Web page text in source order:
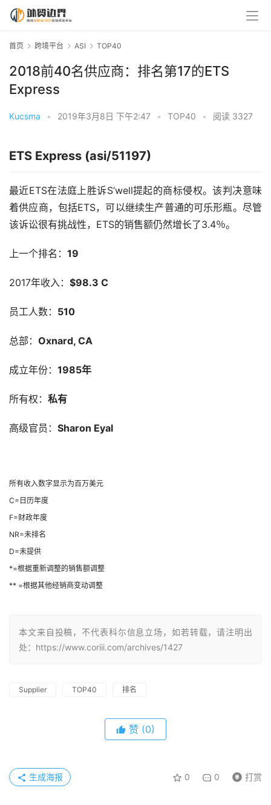
首页 跨境平台 ASI TOP40
2018前40名供应商：排名第17的ETS
Express
Kucsma • 2019年3月8日 下午2:47 • TOP40 • 阅读 3327
ETS Express (asi/51197)
最近ETS在法庭上胜诉S’well提起的商标侵权。该判决意味
着供应商，包括ETS，可以继续生产普通的可乐形瓶。尽管
该诉讼很有挑战性，ETS的销售额仍然增长了3.4％。
上一个排名： 19
2017年收入： $98.3 C
员工人数： 510
总部： Oxnard, CA
成立年份： 1985年
所有权： 私有
高级官员： Sharon Eyal
所有收入数字显示为百万美元
C=日历年度
F=财政年度
NR=未排名
D=未提供
*=根据重新调整的销售额调整
** =根据其他经销商变动调整
本文来自投稿，不代表科尓信息立场，如若转载，请注明出
处：https://www.coriii.com/archives/1427
Supplier TOP40 排名
赞 (0)
0 0 打赏
生成海报